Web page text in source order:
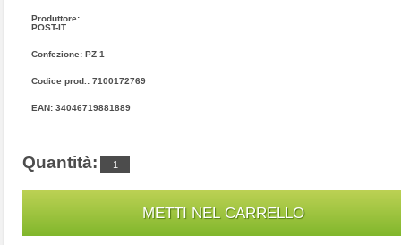
Produttore:
POST-IT
Confezione: PZ 1
Codice prod.: 7100172769
EAN: 34046719881889
Quantità: